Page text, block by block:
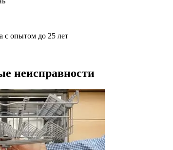
с опытом до 25 лет
неисправности